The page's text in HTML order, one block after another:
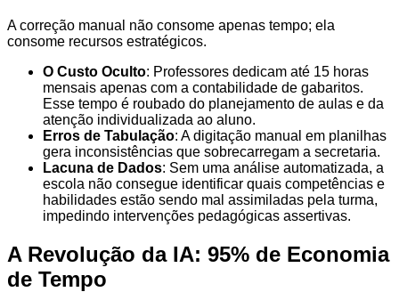
A correção manual não consome apenas tempo; ela
consome recursos estratégicos.
O Custo Oculto: Professores dedicam até 15 horas
mensais apenas com a contabilidade de gabaritos.
Esse tempo é roubado do planejamento de aulas e da
atenção individualizada ao aluno.
Erros de Tabulação: A digitação manual em planilhas
gera inconsistências que sobrecarregam a secretaria.
Lacuna de Dados: Sem uma análise automatizada, a
escola não consegue identificar quais competências e
habilidades estão sendo mal assimiladas pela turma,
impedindo intervenções pedagógicas assertivas.
A Revolução da IA: 95% de Economia
de Tempo